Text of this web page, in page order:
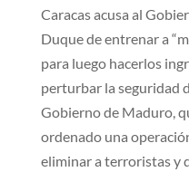
Caracas acusa al
Duque de entrenar a
para luego hacerlos
perturbar la seguridad
Gobierno de Maduro,
ordenado una
eliminar a terroristas y